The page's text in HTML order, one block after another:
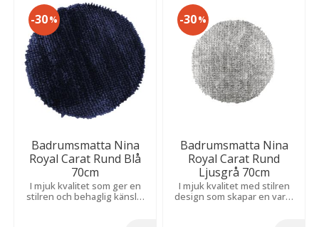
Badrumsmatta Nina
Royal Carat Rund Blå
70cm
I mjuk kvalitet som ger en
stilren och behaglig känsla.
30%
Badrumsmatta Nina
Royal Carat Rund
Ljusgrå 70cm
I mjuk kvalitet med stilren
design som skapar en varm
30%